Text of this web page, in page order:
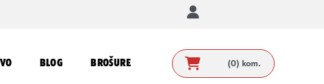
BLOG BROŠURE (0) kom.